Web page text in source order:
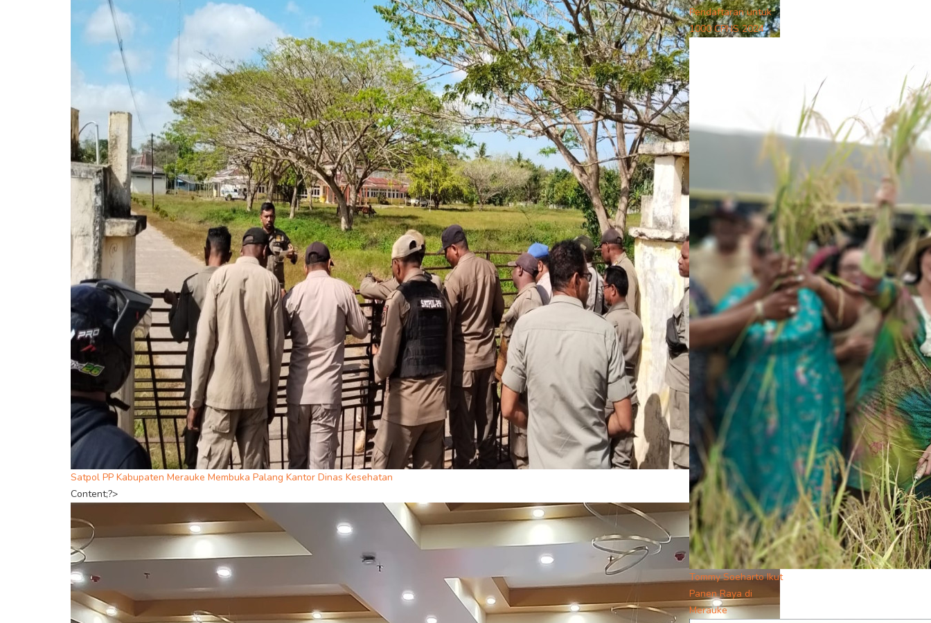
Satpol PP Kabupaten Merauke Membuka Palang Kantor Dinas Kesehatan
Content;?>
Pendaftaran untuk
1000 CPNS 2024
Tommy Soeharto Ikut
Panen Raya di
Merauke